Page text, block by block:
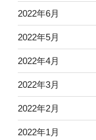
2022年6月
2022年5月
2022年4月
2022年3月
2022年2月
2022年1月